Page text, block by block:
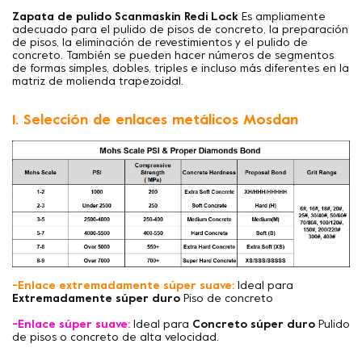
Zapata de pulido Scanmaskin Redi Lock Es ampliamente
adecuado para el pulido de pisos de concreto, la preparación
de pisos, la eliminación de revestimientos y el pulido de
concreto. También se pueden hacer números de segmentos
de formas simples, dobles, triples e incluso más diferentes en la
matriz de molienda trapezoidal.
1. Selección de enlaces metálicos Mosdan
-Enlace extremadamente súper suave: Ideal para
Extremadamente súper duro Piso de concreto
-Enlace súper suave: Ideal para Concreto súper duro Pulido
de pisos o concreto de alta velocidad.